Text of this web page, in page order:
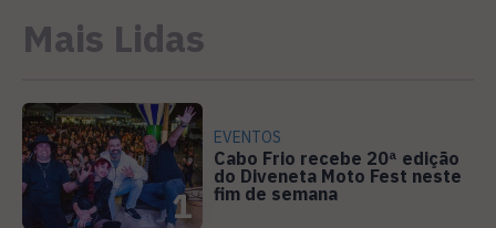
Mais Lidas
1
EVENTOS
Cabo Frio recebe 20ª edição
do Diveneta Moto Fest neste
fim de semana